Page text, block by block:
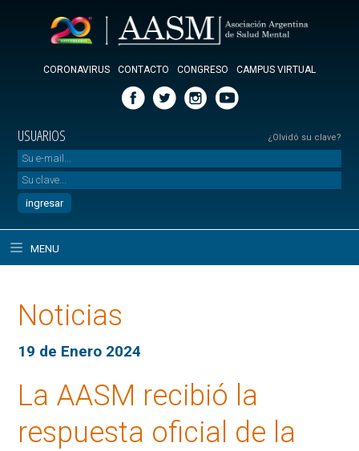
CORONAVIRUS CONTACTO CONGRESO CAMPUS VIRTUAL
USUARIOS ¿Olvidó su clave?
MENU
Noticias
19 de Enero 2024
La AASM recibió la
respuesta oficial de la